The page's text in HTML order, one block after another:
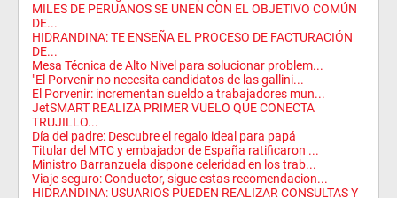
MILES DE PERUANOS SE UNEN CON EL OBJETIVO COMÚN
DE...
HIDRANDINA: TE ENSEÑA EL PROCESO DE FACTURACIÓN
DE...
Mesa Técnica de Alto Nivel para solucionar problem...
"El Porvenir no necesita candidatos de las gallini...
El Porvenir: incrementan sueldo a trabajadores mun...
JetSMART REALIZA PRIMER VUELO QUE CONECTA
TRUJILLO...
Día del padre: Descubre el regalo ideal para papá
Titular del MTC y embajador de España ratificaron ...
Ministro Barranzuela dispone celeridad en los trab...
Viaje seguro: Conductor, sigue estas recomendacion...
HIDRANDINA: USUARIOS PUEDEN REALIZAR CONSULTAS Y